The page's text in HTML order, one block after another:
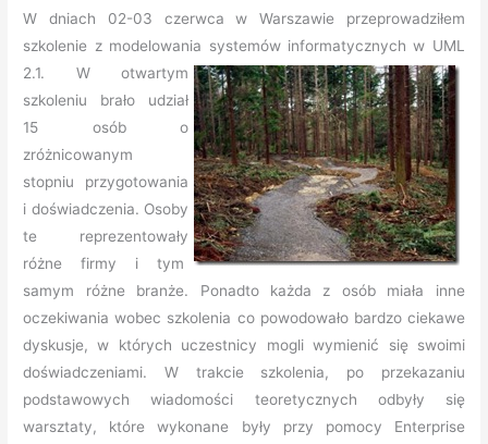
W dniach 02-03 czerwca w Warszawie przeprowadziłem
szkolenie z modelowania systemów informatycznych w UML
2.1. W otwartym
szkoleniu brało udział
15 osób o
zróżnicowanym
stopniu przygotowania
i doświadczenia. Osoby
te reprezentowały
różne firmy i tym
samym różne branże. Ponadto każda z osób miała inne
oczekiwania wobec szkolenia co powodowało bardzo ciekawe
dyskusje, w których uczestnicy mogli wymienić się swoimi
doświadczeniami. W trakcie szkolenia, po przekazaniu
podstawowych wiadomości teoretycznych odbyły się
warsztaty, które wykonane były przy pomocy Enterprise